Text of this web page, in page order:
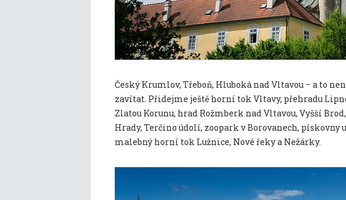
Český Krumlov, Třeboň, Hluboká nad Vltavou – a to
zavítat. Přidejme ještě horní tok Vltavy, přehradu
Zlatou Korunu, hrad Rožmberk nad Vltavou, Vyšší
Hrady, Terčino údolí, zoopark v Borovanech, pískovny
malebný horní tok Lužnice, Nové řeky a Nežárky.